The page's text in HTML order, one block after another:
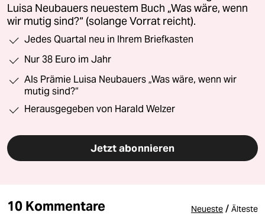
Luisa Neubauers neuestem Buch „Was wäre, wenn
wir mutig sind?“ (solange Vorrat reicht).
Jedes Quartal neu in Ihrem Briefkasten
Nur 38 Euro im Jahr
Als Prämie Luisa Neubauers „Was wäre, wenn wir
mutig sind?“
Herausgegeben von Harald Welzer
Jetzt abonnieren
10 Kommentare Neueste / Älteste